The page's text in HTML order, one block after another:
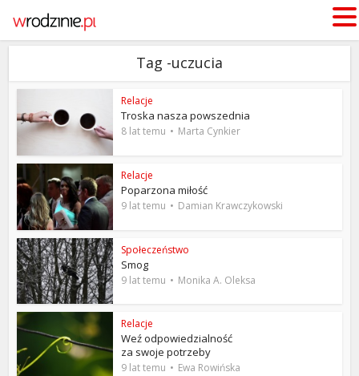
Tag -uczucia
Relacje
Troska nasza powszednia
8 lat temu Marta Cynkier
Relacje
Poparzona miłość
9 lat temu Damian Krawczykowski
Społeczeństwo
Smog
9 lat temu Monika A. Oleksa
Relacje
Weź odpowiedzialność
za swoje potrzeby
9 lat temu Ewa Rowińska